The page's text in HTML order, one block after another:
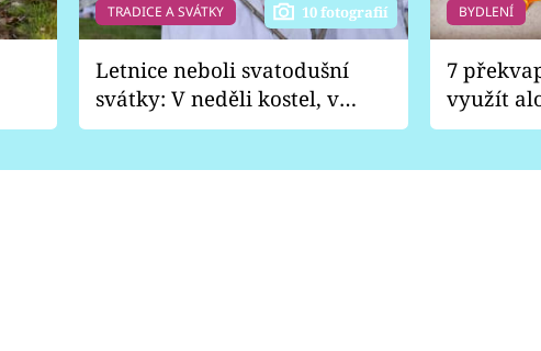
TRADICE A SVÁTKY 10 fotografií
Letnice neboli svatodušní
svátky: V neděli kostel, v
pondělí zábava
BYDLENÍ
7
využít